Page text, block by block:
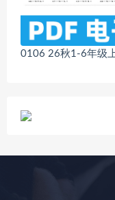
0106 26秋1-6年级